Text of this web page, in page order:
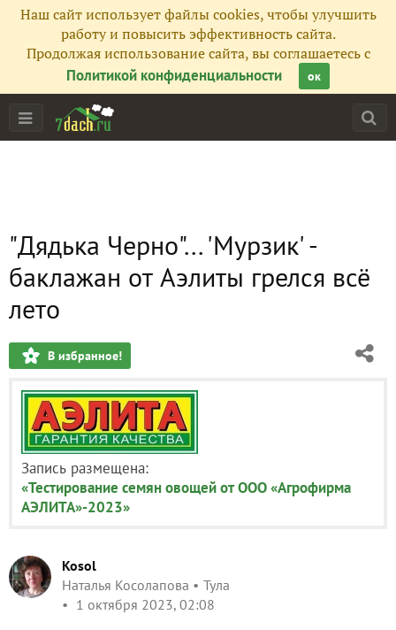
Наш сайт использует файлы cookies, чтобы улучшить
работу и повысить эффективность сайта.
Продолжая использование сайта, вы соглашаетесь с
Политикой конфиденциальности
ок
"Дядька Черно"... 'Мурзик' -
баклажан от Аэлиты грелся всё
лето
В избранное!
Запись размещена:
«Тестирование семян овощей от ООО «Агрофирма
АЭЛИТА»-2023»
Kosol
Наталья Косолапова
Тула
1 октября 2023, 02:08